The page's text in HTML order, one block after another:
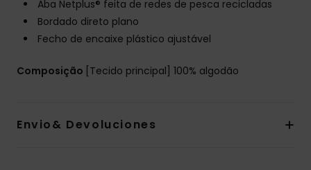
Aba Netplus® feita de redes de pesca recicladas
Bordado direto plano
Fecho de encaixe plástico ajustável
Composição [Tecido principal] 100% algodão
Envio& Devoluciones